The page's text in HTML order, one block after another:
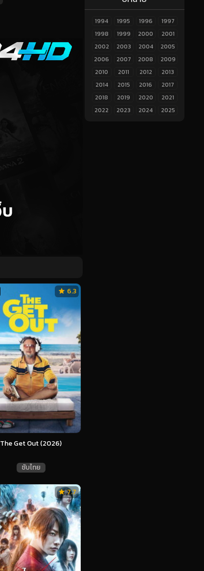
The Get Out (2026)
ซับไทย
6.3
7.7
1994 1995 1996
1997
1998
1999 2000
2001
2002
2003 2004
2005
2006
2007 2008
2009
2010
2011 2012
2013
2014
2015 2016
2017
2018
2019 2020
2021
2022
2023 2024 2025